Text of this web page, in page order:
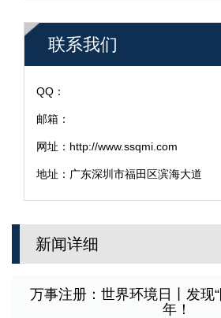
联系我们
QQ：
邮箱：
网址：http://www.ssqmi.com
地址：广东深圳市福田区滨海大道
新闻详细
万事注册：世界环境日丨发现
年！